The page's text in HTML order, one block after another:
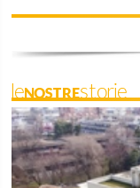
leNOSTREstorie